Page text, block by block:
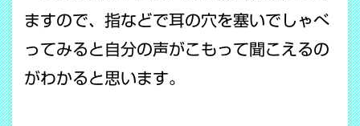
ますので、指などで耳の穴を塞いでしゃべ
ってみると自分の声がこもって聞こえるの
がわかると思います。